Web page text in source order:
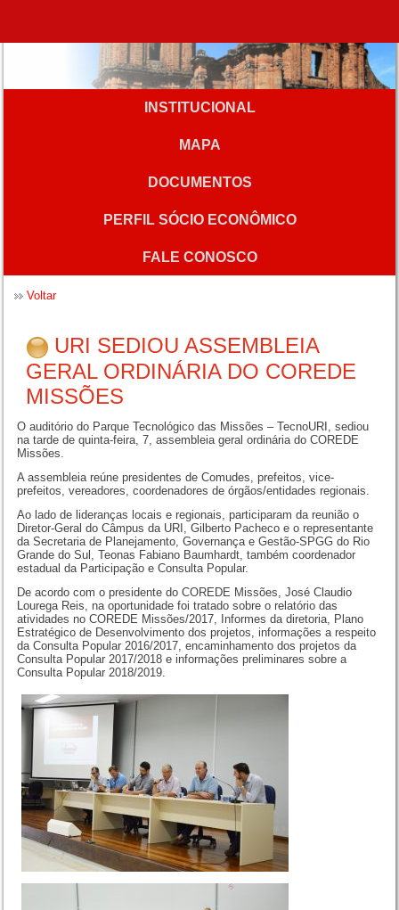
INSTITUCIONAL
MAPA
DOCUMENTOS
PERFIL SÓCIO ECONÔMICO
FALE CONOSCO
Voltar
URI SEDIOU ASSEMBLEIA
GERAL ORDINÁRIA DO COREDE
MISSÕES
O auditório do Parque Tecnológico das Missões – TecnoURI, sediou
na tarde de quinta-feira, 7, assembleia geral ordinária do COREDE
Missões.
A assembleia reúne presidentes de Comudes, prefeitos, vice-
prefeitos, vereadores, coordenadores de órgãos/entidades regionais.
Ao lado de lideranças locais e regionais, participaram da reunião o
Diretor-Geral do Câmpus da URI, Gilberto Pacheco e o representante
da Secretaria de Planejamento, Governança e Gestão-SPGG do Rio
Grande do Sul, Teonas Fabiano Baumhardt, também coordenador
estadual da Participação e Consulta Popular.
De acordo com o presidente do COREDE Missões, José Claudio
Lourega Reis, na oportunidade foi tratado sobre o relatório das
atividades no COREDE Missões/2017, Informes da diretoria, Plano
Estratégico de Desenvolvimento dos projetos, informações a respeito
da Consulta Popular 2016/2017, encaminhamento dos projetos da
Consulta Popular 2017/2018 e informações preliminares sobre a
Consulta Popular 2018/2019.